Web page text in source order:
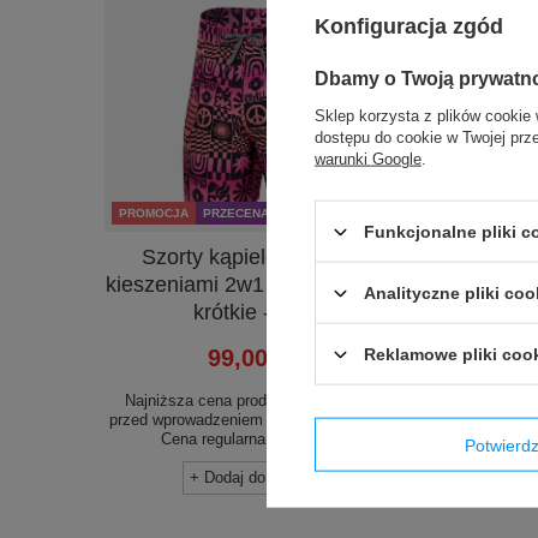
PROMOCJA PRZECENA
Szorty kąpielowe męskie z
kieszeniami 2w1 SAXX OH BUOY
krótkie - różowe
99,00 zł
Najniższa cena produktu w okresie 30 dni
przed wprowadzeniem obniżki:197,99 zł -50%
Cena regularna:
+ Dodaj do porównania
przed
Konfiguracja zgód
Dbamy o Twoją
Sklep korzysta z plików cookie
dostępu do cookie w Twojej
warunki Google
Funkcjonalne pliki
Analityczne pliki
Reklamowe pliki